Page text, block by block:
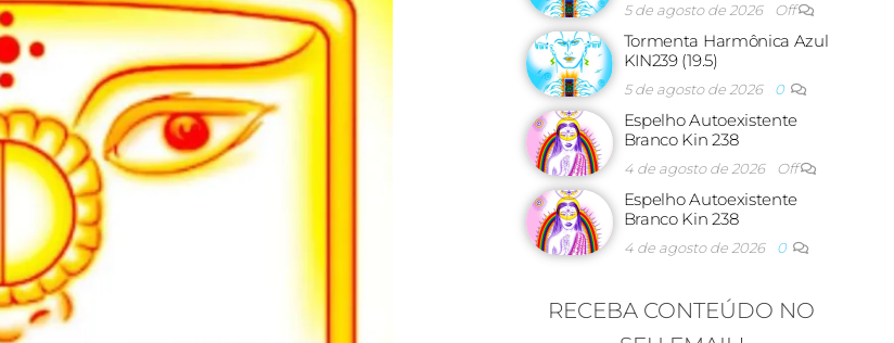
5 de agosto de 2026 Off
Tormenta Harmônica Azul
KIN239 (19.5)
5 de agosto de 2026 0
Espelho Autoexistente
Branco Kin 238
4 de agosto de 2026 Off
Espelho Autoexistente
Branco Kin 238
4 de agosto de 2026 0
RECEBA CONTEÚDO NO